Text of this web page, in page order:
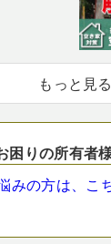
もっと見る
困りの所有者
みの方は、こ